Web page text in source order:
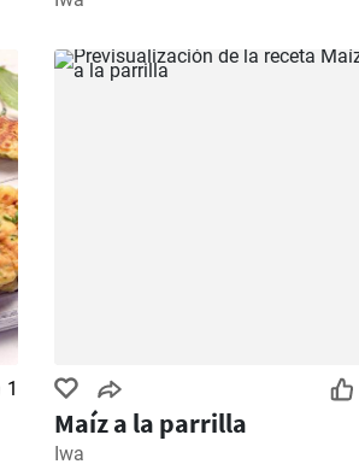
1
Maíz a la parrilla
Iwa